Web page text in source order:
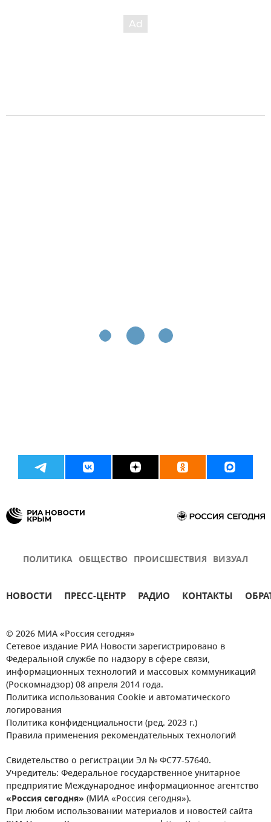
ПОЛИТИКА ОБЩЕСТВО ПРОИСШЕСТВИЯ ВИЗУАЛ
НОВОСТИ ПРЕСС-ЦЕНТР РАДИО КОНТАКТЫ
© 2026 МИА «Россия сегодня»
Сетевое издание РИА Новости зарегистрировано в
Федеральной службе по надзору в сфере связи,
информационных технологий и массовых коммуникаций
(Роскомнадзор) 08 апреля 2014 года.
Политика использования Cookie и автоматического
логирования
Политика конфиденциальности (ред. 2023 г.)
Правила применения рекомендательных технологий
Свидетельство о регистрации Эл № ФС77-57640.
Учредитель: Федеральное государственное унитарное
предприятие Международное информационное агентство
«Россия сегодня» (МИА «Россия сегодня»).
При любом использовании материалов и новостей сайта